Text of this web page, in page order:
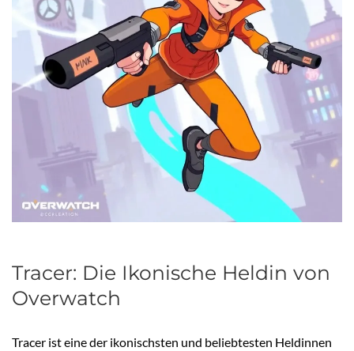
Tracer: Die Ikonische Heldin von
Overwatch
Tracer ist eine der ikonischsten und beliebtesten Heldinnen